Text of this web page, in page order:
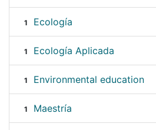
1 Ecología
1 Ecología Aplicada
1 Environmental education
1 Maestría